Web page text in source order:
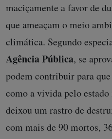
maciçamente a favor de
que ameaçam o meio
climática. Segundo
Agência Pública, se
podem contribuir para
como a vivida pelo
deixou um rastro de
com mais de 90 mortos,